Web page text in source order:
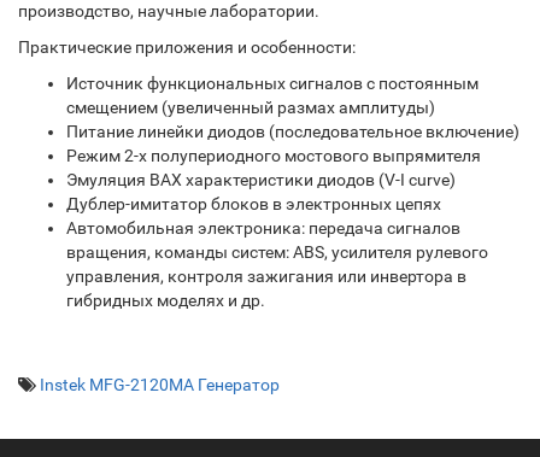
производство, научные лаборатории.
Практические приложения и особенности:
Источник функциональных сигналов с постоянным
смещением (увеличенный размах амплитуды)
Питание линейки диодов (последовательное включение)
Режим 2-х полупериодного мостового выпрямителя
Эмуляция ВАХ характеристики диодов (V-I curve)
Дублер-имитатор блоков в электронных цепях
Автомобильная электроника: передача сигналов
вращения, команды систем: ABS, усилителя рулевого
управления, контроля зажигания или инвертора в
гибридных моделях и др.
Instek MFG-2120MA Генератор